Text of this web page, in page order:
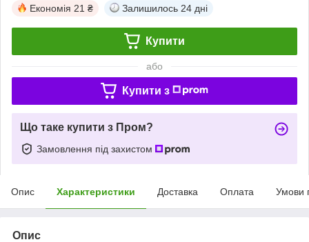
Економія 21 ₴ Залишилось 24 дні
Купити
або
Купити з
Що таке купити з Пром?
Замовлення під захистом
Опис Характеристики Доставка Оплата Умови
Опис